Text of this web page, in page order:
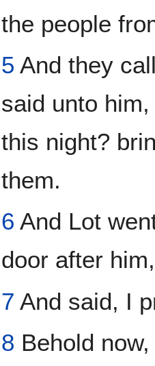
the people
5 And they
said unto
this night?
them.
6 And Lot
door after him,
7 And said, I
8 Behold